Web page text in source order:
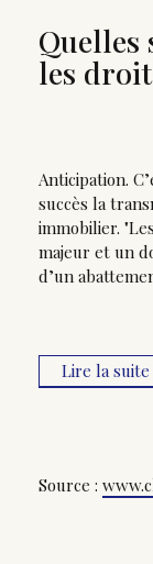
les
Source :
Anticipation.
succès la
immobilier.
majeur et un
d’un
Lire la suite